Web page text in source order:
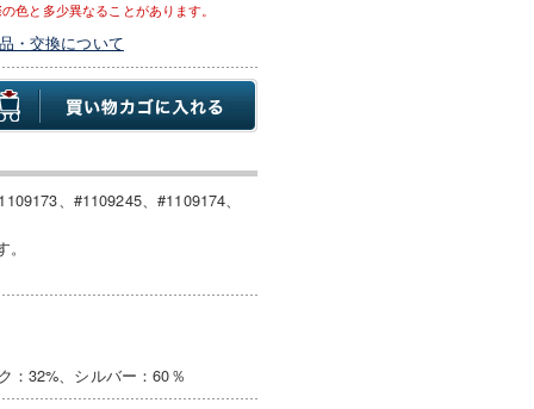
色と多少異なることがあります。
・交換について
、#1109245、#1109174、
：32%、シルバー：60％